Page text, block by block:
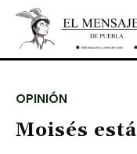
OPINIÓN
Moisés